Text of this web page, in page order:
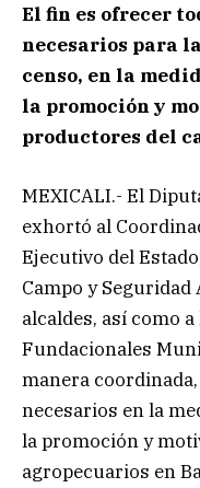
El fin es ofrecer
necesarios para
censo, en la
la promoción y
productores del
MEXICALI.- El
exhortó al
Ejecutivo del
Campo y
alcaldes, así como
Fundacionales
manera
necesarios en la
la promoción y
agropecuarios en